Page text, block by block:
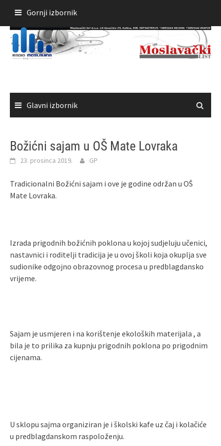
sadržaja
Gornji izbornik
Glavni izbornik
Božićni sajam u OŠ Mate Lovraka
23. prosinca 2019. GP
Tradicionalni Božićni sajam i ove je godine održan u OŠ
Mate Lovraka.
Izrada prigodnih božićnih poklona u kojoj sudjeluju učenici,
nastavnici i roditelji tradicija je u ovoj školi koja okuplja sve
sudionike odgojno obrazovnog procesa u predblagdansko
vrijeme.
Sajam je usmjeren i na korištenje ekoloških materijala , a
bila je to prilika za kupnju prigodnih poklona po prigodnim
cijenama.
U sklopu sajma organiziran je i školski kafe uz čaj i kolačiće
u predblagdanskom raspoloženju.